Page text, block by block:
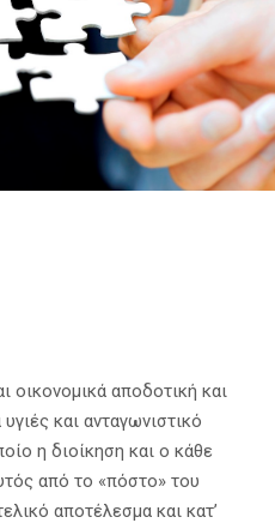
οικονομικά αποδοτική και
και ανταγωνιστικό
η διοίκηση και ο κάθε
από το «πόστο» του
αποτέλεσμα και κατ’